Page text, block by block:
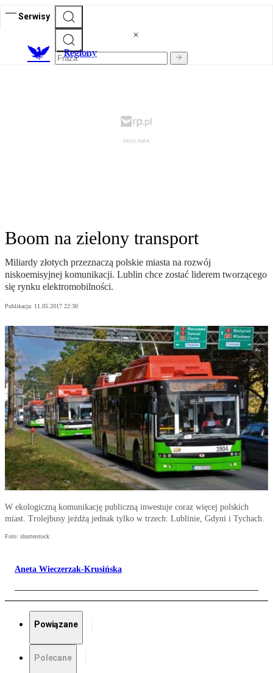
Serwisy
Regiony
Boom na zielony transport
Miliardy złotych przeznaczą polskie miasta na rozwój
niskoemisyjnej komunikacji. Lublin chce zostać liderem tworzącego
się rynku elektromobilności.
Publikacja: 11.05.2017 22:30
W ekologiczną komunikację publiczną inwestuje coraz więcej polskich
miast. Trolejbusy jeżdżą jednak tylko w trzech: Lublinie, Gdyni i Tychach.
Foto: shutterstock
Aneta Wieczerzak-Krusińska
Powiązane
Polecane